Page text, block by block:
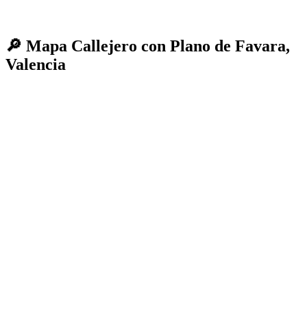
🔎 Mapa Callejero con Plano de Favara,
Valencia